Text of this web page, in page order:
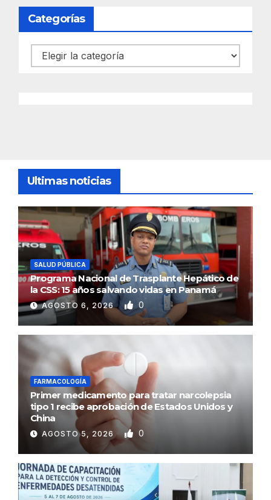
Categorías
Categorías
Ultimas noticias
SALUD PÚBLICA
Programa Nacional de Trasplante Hepático de
la CSS: 15 años salvando vidas en Panamá
AGOSTO 6, 2026 0
FARMACOLOGÍA
Primer medicamento para tratar narcolepsia
tipo 1 recibe aprobación de Estados Unidos y
China
AGOSTO 5, 2026 0